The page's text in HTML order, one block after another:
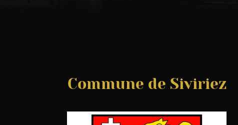
Commune de Siviriez